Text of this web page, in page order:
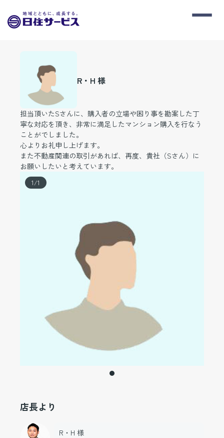
R・H 様
担当頂いたSさんに、購入者の立場や困り事を勘案した丁
寧な対応を頂き、非常に満足したマンション購入を行なう
ことがでしました。
心よりお礼申し上げます。
また不動産関連の取引があれば、再度、貴社（Sさん）に
お願いしたいと考えています。
1/1
店長より
R・H 様